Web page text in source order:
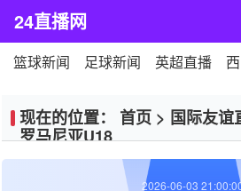
24直播网
篮球新闻 足球新闻 英超直播
现在的位置： 首页 > 国际友谊
罗马尼亚U18
2026-06-03